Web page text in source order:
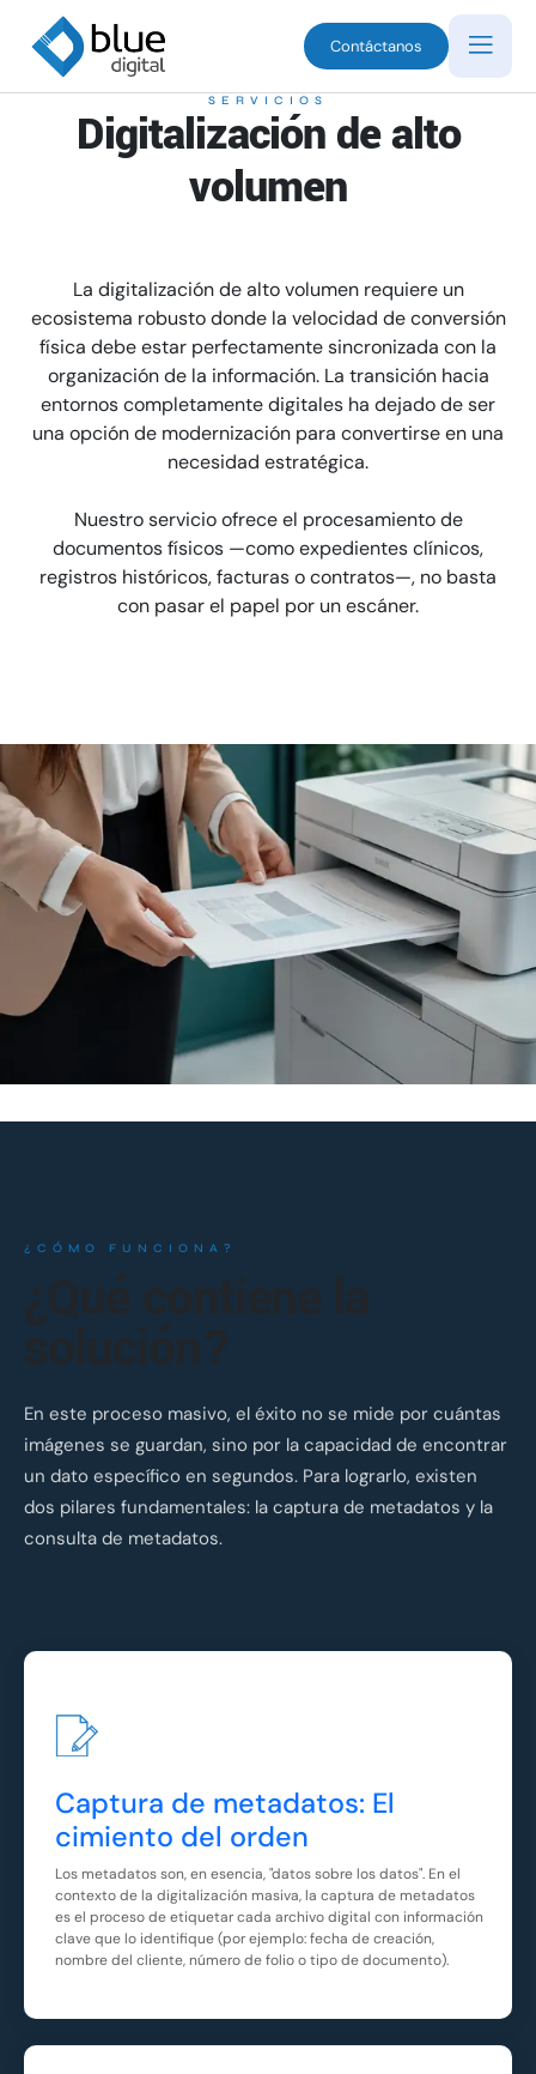
Contáctanos
SERVICIOS
Digitalización de alto
volumen
La digitalización de alto volumen requiere un
ecosistema robusto donde la velocidad de conversión
física debe estar perfectamente sincronizada con la
organización de la información. La transición hacia
entornos completamente digitales ha dejado de ser
una opción de modernización para convertirse en una
necesidad estratégica.
Nuestro servicio ofrece el procesamiento de
documentos físicos —como expedientes clínicos,
registros históricos, facturas o contratos—, no basta
con pasar el papel por un escáner.
¿CÓMO FUNCIONA?
En este proceso masivo, el éxito no se mide por cuántas
imágenes se guardan, sino por la capacidad de encontrar
un dato específico en segundos. Para lograrlo, existen
dos pilares fundamentales: la captura de metadatos y la
consulta de metadatos.
Captura de metadatos: El
cimiento del orden
Los metadatos son, en esencia, "datos sobre los datos". En el
contexto de la digitalización masiva, la captura de metadatos
es el proceso de etiquetar cada archivo digital con información
clave que lo identifique (por ejemplo: fecha de creación,
nombre del cliente, número de folio o tipo de documento).